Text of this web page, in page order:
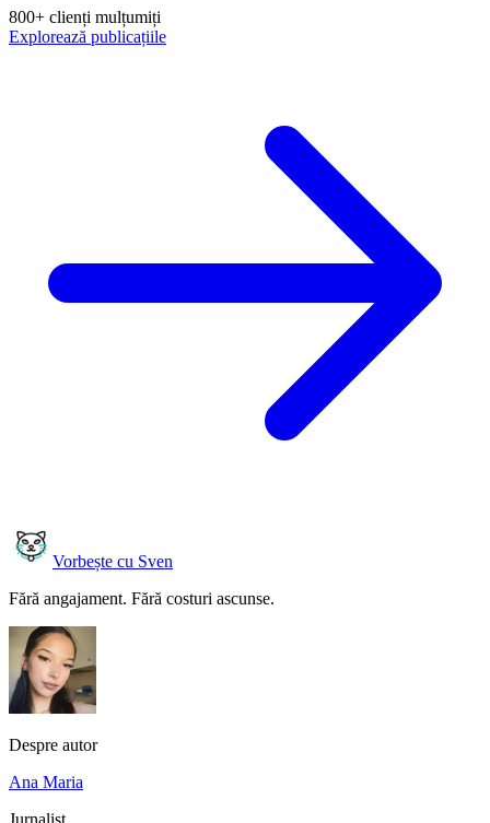
800+ clienți mulțumiți
Explorează publicațiile
Vorbește cu Sven
Fără angajament. Fără costuri ascunse.
Despre autor
Ana Maria